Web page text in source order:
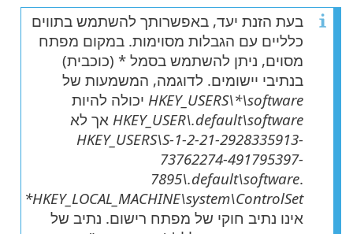
בעת הזנת יעד, באפשרותך להשתמש בתווים
כלליים עם הגבלות מסוימות. במקום מפתח
מסוים, ניתן להשתמש בסמל * (כוכבית)
בנתיבי יישומים. לדוגמה, המשמעות של
HKEY_USERS\*\software יכולה להיות
HKEY_USER\.default\software אך לא
HKEY_USERS\S-1-2-21-2928335913-
73762274-491795397-
7895\.default\software.
HKEY_LOCAL_MACHINE\system\ControlSet*
אינו נתיב חוקי של מפתח רישום. נתיב של